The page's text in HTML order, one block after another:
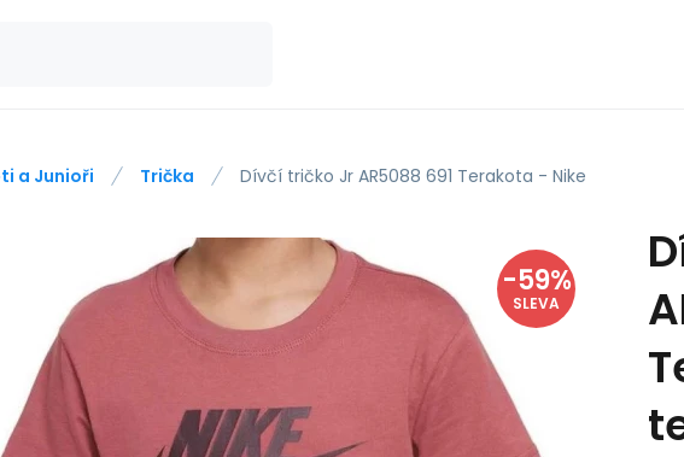
a Junioři Trička Dívčí tričko Jr AR5088 691 Terakota - Nike
-59%
SLEVA